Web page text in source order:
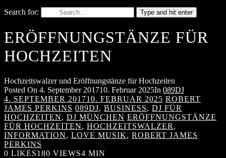
Search for: Type and hit enter
ERÖFFNUNGSTÄNZE FÜR
HOCHZEITEN
Hochzeitswalzer und Eröffnungstänze für Hochzeiten
Posted On 4. September 201710. Februar 2025In 089DJ
4. SEPTEMBER 201710. FEBRUAR 2025 ROBERT
JAMES PERKINS 089DJ, BUSINESS, DJ FÜR
HOCHZEITEN, DJ MÜNCHEN ERÖFFNUNGSTÄNZE
FÜR HOCHZEITEN, HOCHZEITSWALZER ,
INFORMATION, LOVE MUSIK, ROBERT JAMES
PERKINS
0 LIKES180 VIEWS4 MIN